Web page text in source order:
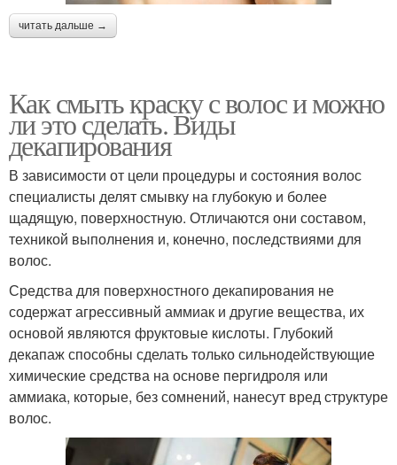
читать дальше →
Как смыть краску с волос и можно
ли это сделать. Виды
декапирования
В зависимости от цели процедуры и состояния волос
специалисты делят смывку на глубокую и более
щадящую, поверхностную. Отличаются они составом,
техникой выполнения и, конечно, последствиями для
волос.
Средства для поверхностного декапирования не
содержат агрессивный аммиак и другие вещества, их
основой являются фруктовые кислоты. Глубокий
декапаж способны сделать только сильнодействующие
химические средства на основе пергидроля или
аммиака, которые, без сомнений, нанесут вред структуре
волос.